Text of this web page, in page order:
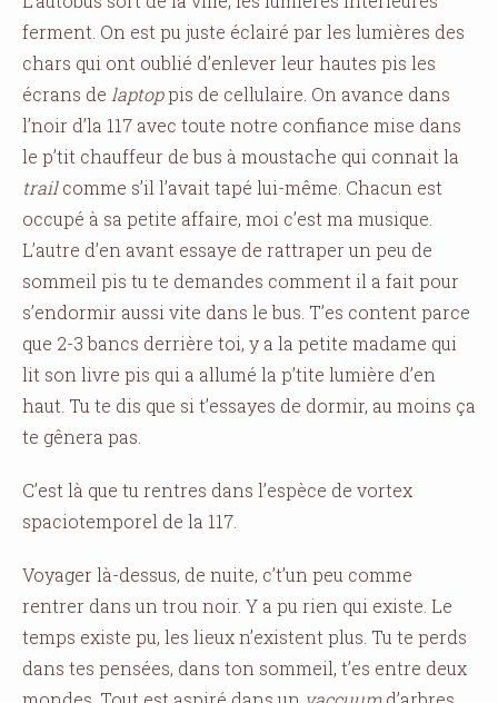
ferment. On est pu juste éclairé par les lumières des
chars qui ont oublié d’enlever leur hautes pis les
écrans de laptoppis de cellulaire. On avance dans
l’noir d’la 117 avec toute notre confiance mise dans
le p’tit chauffeur de bus à moustache qui connait la
trailcomme s’il l’avait tapé lui-même. Chacun est
occupé à sa petite affaire, moi c’est ma musique.
L’autre d’en avant essaye de rattraper un peu de
sommeil pis tu te demandes comment il a fait pour
s’endormir aussi vite dans le bus. T’es content parce
que 2-3 bancs derrière toi, y a la petite madame qui
lit son livre pis qui a allumé la p’tite lumière d’en
haut. Tu te dis que si t’essayes de dormir, au moins ça
te gênera pas.
C’est là que tu rentres dans l’espèce de vortex
spaciotemporel de la 117.
Voyager là-dessus, de nuite, c’t’un peu comme
rentrer dans un trou noir. Y a pu rien qui existe. Le
temps existe pu, les lieux n’existent plus. Tu te perds
dans tes pensées, dans ton sommeil, t’es entre deux